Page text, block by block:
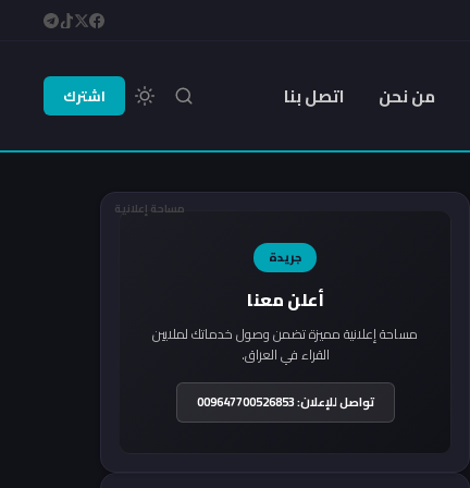
من نحن اتصل بنا اشترك
مساحة إعلانية
جريدة
أعلن معنا
مساحة إعلانية مميزة تضمن وصول خدماتك لملايين
القراء في العراق.
تواصل للإعلان: 009647700526853